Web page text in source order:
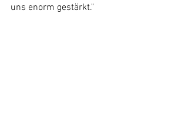
uns enorm gestärkt."